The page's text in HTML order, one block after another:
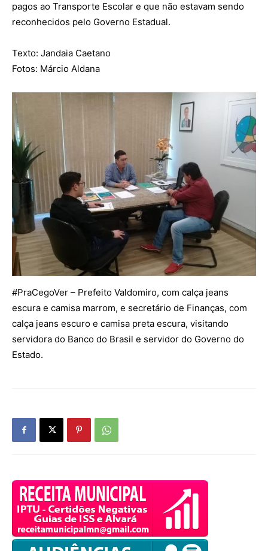
pagos ao Transporte Escolar e que não estavam sendo
reconhecidos pelo Governo Estadual.
Texto: Jandaia Caetano
Fotos: Márcio Aldana
#PraCegoVer – Prefeito Valdomiro, com calça jeans
escura e camisa marrom, e secretário de Finanças, com
calça jeans escuro e camisa preta escura, visitando
servidora do Banco do Brasil e servidor do Governo do
Estado.